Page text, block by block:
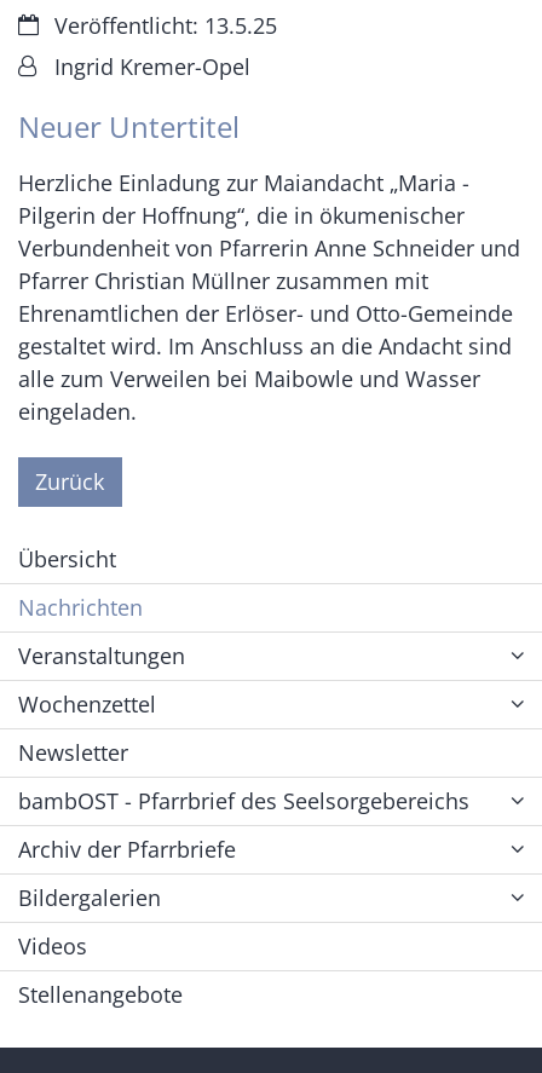
Datum:Veröffentlicht: 13.5.25
Von:Ingrid Kremer-Opel
Neuer Untertitel
Herzliche Einladung zur Maiandacht „Maria -
Pilgerin der Hoffnung“, die in ökumenischer
Verbundenheit von Pfarrerin Anne Schneider und
Pfarrer Christian Müllner zusammen mit
Ehrenamtlichen der Erlöser- und Otto-Gemeinde
gestaltet wird. Im Anschluss an die Andacht sind
alle zum Verweilen bei Maibowle und Wasser
eingeladen.
Zurück
Übersicht
Nachrichten
Veranstaltungen
Wochenzettel
Newsletter
bambOST - Pfarrbrief des Seelsorgebereichs
Archiv der Pfarrbriefe
Bildergalerien
Videos
Stellenangebote